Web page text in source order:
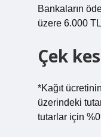
Bankaların
üzere 6.000
Çek
*Kağıt
üzerindeki
tutarlar için